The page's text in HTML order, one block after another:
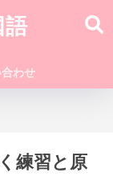
わせ
練習と原